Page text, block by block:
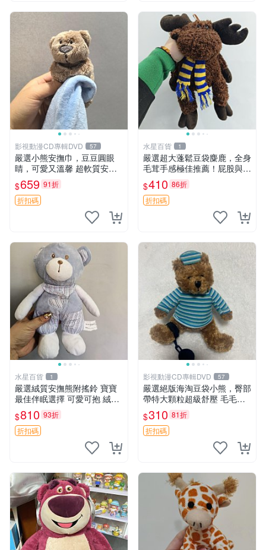
影視動漫CD專輯DVD 57
嚴選小熊安撫巾，豆豆圓眼
睛，可愛又溫馨 超軟質安撫
巾，豆豆設計，哄睡好幫手
約克豆豆眼安撫巾 數碼豆豆
眼
$659 91折
折扣碼
水星百貨 1
嚴選超大蓬鬆豆袋麋鹿，全身
毛茸手感極佳推薦！屁股與四
肢填充均勻，適合收藏與孩童
共賞。 麋鹿 豆袋 毛茸玩具
$410 86折
折扣碼
水星百貨 1
嚴選絨質安撫熊附搖鈴 寶寶
最佳伴眠選擇 可愛可抱 絨毛
玩具 安撫熊 嬰兒用
$810 93折
折扣碼
影視動漫CD專輯DVD 57
嚴選絕版海淘豆袋小熊，臀部
帶特大顆粒超級舒壓 毛毛摸
起來格外順滑適合收藏 100%
棉質 豆袋枕 豆袋、抱枕、小
熊
$310 81折
折扣碼